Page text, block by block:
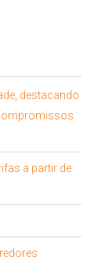
destacando
a partir de